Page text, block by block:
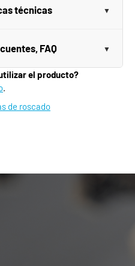
técnicas
FAQ
el producto?
.
de roscado